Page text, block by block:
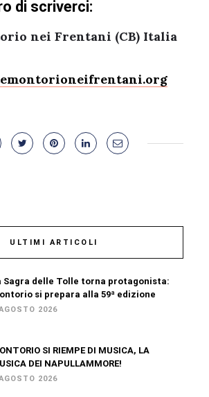
di scriverci:
nei Frentani (CB) Italia
ULTIMI ARTICOLI
Sagra delle Tolle torna protagonista:
si prepara alla 59ª edizione
2026
SI RIEMPE DI MUSICA, LA
DEI NAPULLAMMORE!
2026